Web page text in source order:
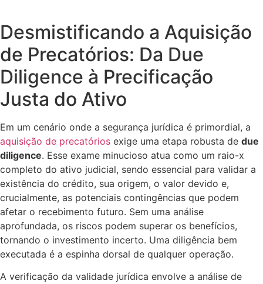
Desmistificando a Aquisição
de Precatórios: Da Due
Diligence à Precificação
Justa do Ativo
Em um cenário onde a segurança jurídica é primordial, a
aquisição de precatórios exige uma etapa robusta de due
diligence. Esse exame minucioso atua como um raio-x
completo do ativo judicial, sendo essencial para validar a
existência do crédito, sua origem, o valor devido e,
crucialmente, as potenciais contingências que podem
afetar o recebimento futuro. Sem uma análise
aprofundada, os riscos podem superar os benefícios,
tornando o investimento incerto. Uma diligência bem
executada é a espinha dorsal de qualquer operação.
A verificação da validade jurídica envolve a análise de